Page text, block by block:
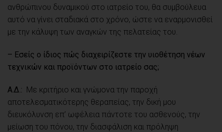
ανθρώπινου δυναμικού στο ιατρείο του, θα συμβούλευα
αυτό να γίνει σταδιακά στο χρόνο, ώστε να εναρμονισθεί
με την κάλυψη των αναγκών της πελατείας του.
– Εσείς ο ίδιος πώς διαχειρίζεστε την υιοθέτηση νέων
τεχνικών και προϊόντων στο ιατρείο σας;
Α.Δ.: Με κριτήριο και γνώμονα την παροχή
αποτελεσματικότερης θεραπείας, την δική μου
διευκόλυνση επ’ ωφέλεια πάντοτε του ασθενούς, την
μείωση του πόνου, την διασφάλιση και πρόληψη